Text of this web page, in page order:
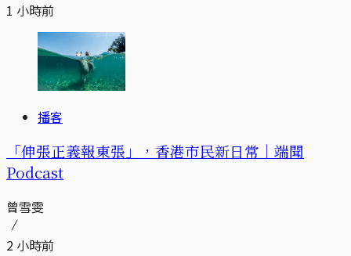
1 小時前
播客
「伸張正義報東張」，香港市民新日常｜端聞
Podcast
曾雪雯
2 小時前